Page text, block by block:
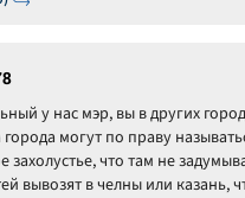
у нас мэр, вы в других
города могут по праву
захолустье, что там не
вывозят в челны или казань,